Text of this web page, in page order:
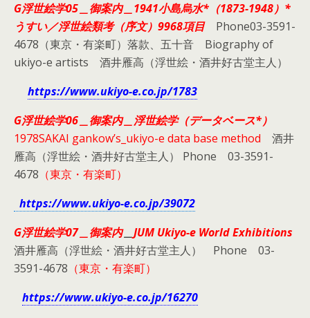
G浮世絵学05＿御案内＿1941小島烏水* （1873-1948）*
うすい／浮世絵類考（序文）9968項目Phone03-3591-
4678（東京・有楽町）落款、五十音 Biography of
ukiyo-e artists 酒井雁高（浮世絵・酒井好古堂主人）
https://www.ukiyo-e.co.jp/1783
G浮世絵学06＿御案内＿浮世絵学（データベース*）
1978SAKAI gankow’s_ukiyo-e data base method 酒井
雁高（浮世絵・酒井好古堂主人） Phone 03-3591-
4678 （東京・有楽町）
https://www.ukiyo-e.co.jp/39072
G浮世絵学07＿御案内＿ JUM Ukiyo-e World Exhibitions
酒井雁高（浮世絵・酒井好古堂主人） Phone 03-
3591-4678 （東京・有楽町）
https://www.ukiyo-e.co.jp/16270